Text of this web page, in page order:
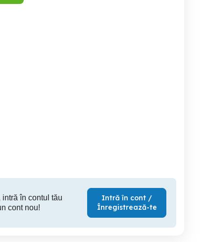
intră în contul tău
cont nou!
Intră în cont /
Înregistrează-te